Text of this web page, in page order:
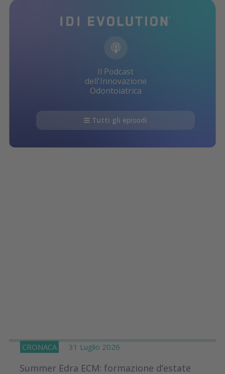
Il Podcast
dell'Innovazione
Odontoiatrica
Tutti gli episodi
CRONACA 31 Luglio 2026
Summer Edra ECM: formazione d’estate